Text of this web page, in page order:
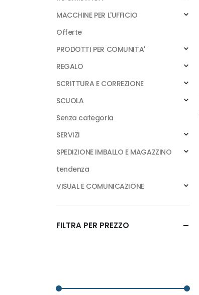
MACCHINE PER L'UFFICIO
Offerte
PRODOTTI PER COMUNITA'
REGALO
SCRITTURA E CORREZIONE
SCUOLA
Senza categoria
SERVIZI
SPEDIZIONE IMBALLO E MAGAZZINO
tendenza
VISUAL E COMUNICAZIONE
FILTRA PER PREZZO